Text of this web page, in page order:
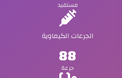
مستفيد
الجرعات الكيماوية
88
جرعة